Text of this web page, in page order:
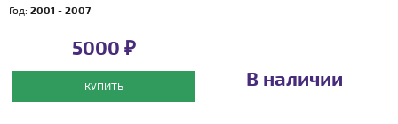
Год: 2001 - 2007
5000 ₽
КУПИТЬ В наличии